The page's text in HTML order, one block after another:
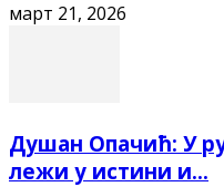
март 21, 2026
Душан Опачић: У
лежи у истини и...